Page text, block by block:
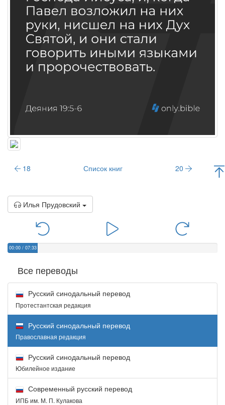
18 Список книг 20
Илья Прудовский
00:00 / 07:33
Все переводы
Русский синодальный перевод
Протестантская редакция
Русский синодальный перевод
Православная редакция
Русский синодальный перевод
Юбилейное издание
Современный русский перевод
ИПБ им. М. П. Кулакова